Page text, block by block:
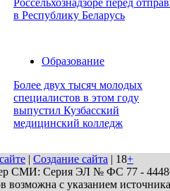
Россельхознадзоре перед
в Республику Беларусь
Образование
Более двух тысяч молодых
специалистов в этом году
выпустил Кузбасский
медицинский колледж
| Создание сайта | 18+
СМИ: Серия ЭЛ № ФС 77 - 44486
возможна с указанием